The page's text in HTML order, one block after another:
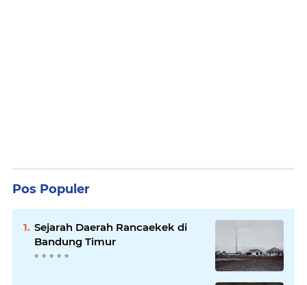
Pos Populer
Sejarah Daerah Rancaekek di
Bandung Timur